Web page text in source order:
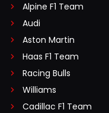
28 juni 04:24
Ja en de dijken
maks trin
Alpine F1 Team
Audi
Aston Martin
Haas F1 Team
Racing Bulls
Williams
Cadillac F1 Team